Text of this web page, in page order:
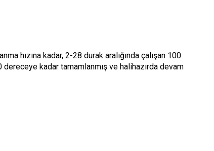
hızına kadar, 2-28 durak aralığında çalışan 100
kadar tamamlanmış ve halihazırda devam